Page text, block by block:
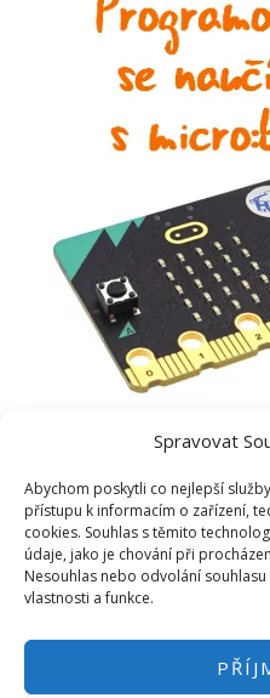
Spravovat
Abychom poskytli co nejlepší
přístupu k informacím o zařízení,
cookies. Souhlas s těmito
údaje, jako je chování při
Nesouhlas nebo odvolání
vlastnosti a funkce.